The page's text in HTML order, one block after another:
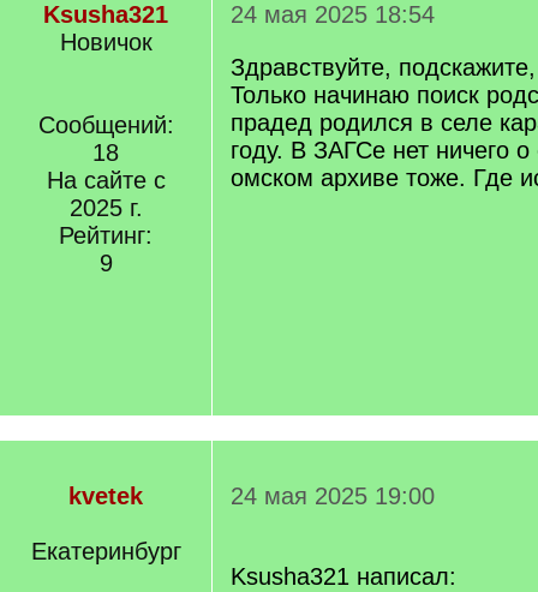
Ksusha321
Новичок
Сообщений:
18
На сайте с
2025 г.
Рейтинг:
9
24 мая 2025 18:54
Здравствуйте,
Только начинаю поиск
прадед родился в селе
году. В ЗАГСе нет ничего
омском архиве тоже. Где
kvetek
Екатеринбург
24 мая 2025 19:00
Ksusha321 написал: